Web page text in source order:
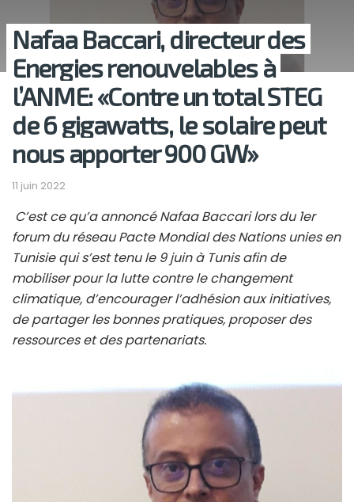
Nafaa Baccari, directeur des
Energies renouvelables à
l’ANME: «Contre un total STEG
de 6 gigawatts, le solaire peut
nous apporter 900 GW»
11 juin 2022
C’est ce qu’a annoncé Nafaa Baccari lors du 1er
forum du réseau Pacte Mondial des Nations unies en
Tunisie qui s’est tenu le 9 juin à Tunis afin de
mobiliser pour la lutte contre le changement
climatique, d’encourager l’adhésion aux initiatives,
de partager les bonnes pratiques, proposer des
ressources et des partenariats.